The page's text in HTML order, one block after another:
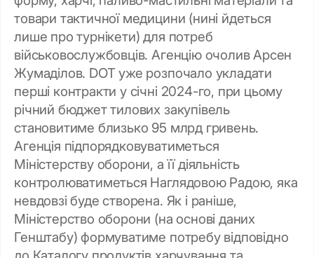
товари тактичної медицини (нині йдеться
лише про турнікети) для потреб
військовослужбовців. Агенцію очолив Арсен
Жумаділов. DOT уже розпочало укладати
перші контракти у січні 2024-го, при цьому
річний бюджет тилових закупівель
становитиме близько 95 млрд гривень.
Агенція підпорядковуватиметься
Міністерству оборони, а її діяльність
контролюватиметься Наглядовою Радою, яка
невдовзі буде створена. Як і раніше,
Міністерство оборони (на основі даних
Генштабу) формуватиме потребу відповідно